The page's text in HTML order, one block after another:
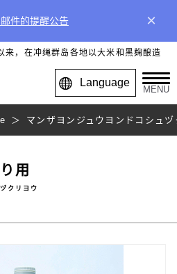
件的提醒公告 ×
，在冲绳群岛各地以大米和黑麹酿造
Language
MENU
マンザヨンジュウヨンドコシュ
用
クリヨウ